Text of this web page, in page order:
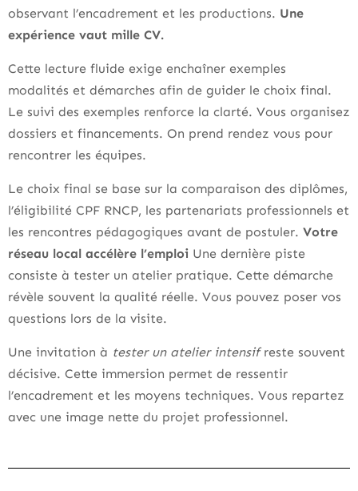
observant l’encadrement et les productions. Une
expérience vaut mille CV.
Cette lecture fluide exige enchaîner exemples
modalités et démarches afin de guider le choix final.
Le suivi des exemples renforce la clarté. Vous organisez
dossiers et financements. On prend rendez vous pour
rencontrer les équipes.
Le choix final se base sur la comparaison des diplômes,
l’éligibilité CPF RNCP, les partenariats professionnels et
les rencontres pédagogiques avant de postuler. Votre
réseau local accélère l’emploi Une dernière piste
consiste à tester un atelier pratique. Cette démarche
révèle souvent la qualité réelle. Vous pouvez poser vos
questions lors de la visite.
Une invitation à tester un atelier intensifreste souvent
décisive. Cette immersion permet de ressentir
l’encadrement et les moyens techniques. Vous repartez
avec une image nette du projet professionnel.